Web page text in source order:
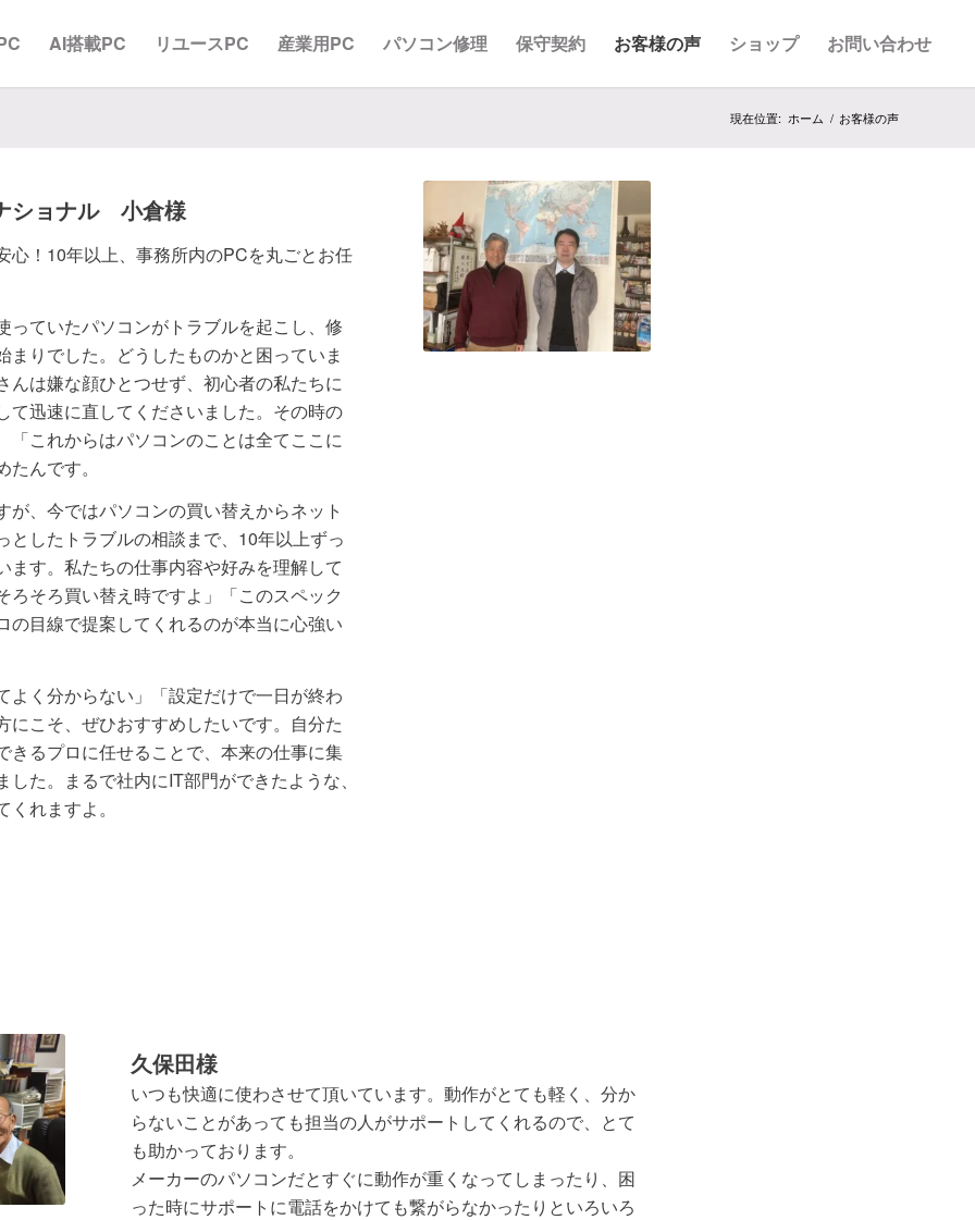
AI搭載PC リユースPC 産業用PC パソコン修理 保守契約 お客様の声 ショップ お問い合わせ
現在位置: ホーム / お客様の声
ショナル 小倉様
心！10年以上、事務所内のPCを丸ごとお任
っていたパソコンがトラブルを起こし、修
まりでした。どうしたものかと困っていま
んは嫌な顔ひとつせず、初心者の私たちに
て迅速に直してくださいました。その時の
「これからはパソコンのことは全てここに
んです。
が、今ではパソコンの買い替えからネット
としたトラブルの相談まで、10年以上ずっ
ます。私たちの仕事内容や好みを理解して
ろそろ買い替え時ですよ」「このスペック
の目線で提案してくれるのが本当に心強い
よく分からない」「設定だけで一日が終わ
にこそ、ぜひおすすめしたいです。自分た
きるプロに任せることで、本来の仕事に集
た。まるで社内にIT部門ができたような、
れますよ。
久保田様
いつも快適に使わさせて頂いています。動作がとても軽く、分か
らないことがあっても担当の人がサポートしてくれるので、とて
も助かっております。
メーカーのパソコンだとすぐに動作が重くなってしまったり、困
った時にサポートに電話をかけても繋がらなかったりといろいろ